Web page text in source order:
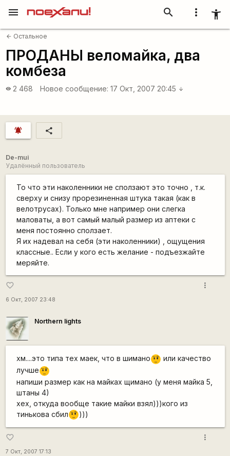
more_vert accessibility_new
search
menu
arrow_back Остальное
ПРОДАНЫ веломайка, два
комбеза
visibility 2 468 Новое сообщение: 17 Окт, 2007 20:45 arrow_downward
notifications_active share
De-mui
Удалённый пользователь
То что эти наколенники не сползают это точно , т.к.
сверху и снизу прорезиненная штука такая (как в
велотрусах). Только мне например они слегка
маловаты, а вот самый малый размер из аптеки с
меня постоянно сползает.
Я их надевал на себя (эти наколенники) , ощущения
классные.. Если у кого есть желание - подъезжайте
меряйте.
favorite_border
6 Окт, 2007 23:48
more_vert
Northern lights
хм....это типа тех маек, что в шимано??? или качество
лучше???
напиши размер как на майках щимано (у меня майка 5,
штаны 4)
хех, откуда вообще такие майки взял)))кого из
тинькова сбил???)))
favorite_border
7 Окт, 2007 17:13
more_vert